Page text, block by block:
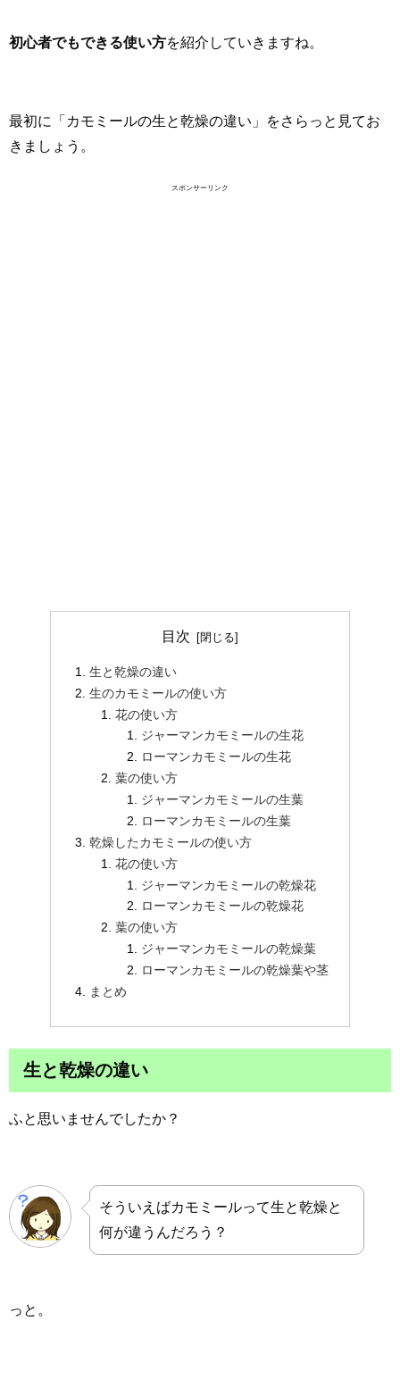
初心者でもできる使い方を紹介していきますね。
最初に「カモミールの生と乾燥の違い」をさらっと見てお
きましょう。
スポンサーリンク
目次
生と乾燥の違い
生のカモミールの使い方
花の使い方
ジャーマンカモミールの生花
ローマンカモミールの生花
葉の使い方
ジャーマンカモミールの生葉
ローマンカモミールの生葉
乾燥したカモミールの使い方
花の使い方
ジャーマンカモミールの乾燥花
ローマンカモミールの乾燥花
葉の使い方
ジャーマンカモミールの乾燥葉
ローマンカモミールの乾燥葉や茎
まとめ
生と乾燥の違い
ふと思いませんでしたか？
そういえばカモミールって生と乾燥と
何が違うんだろう？
っと。